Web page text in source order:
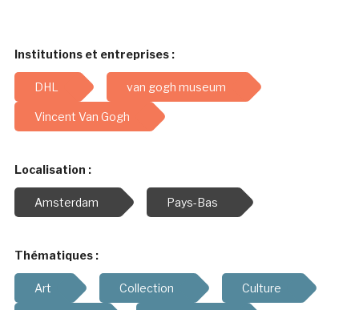
Institutions et entreprises :
DHL van gogh museum
Vincent Van Gogh
Localisation :
Amsterdam Pays-Bas
Thématiques :
Art Collection Culture